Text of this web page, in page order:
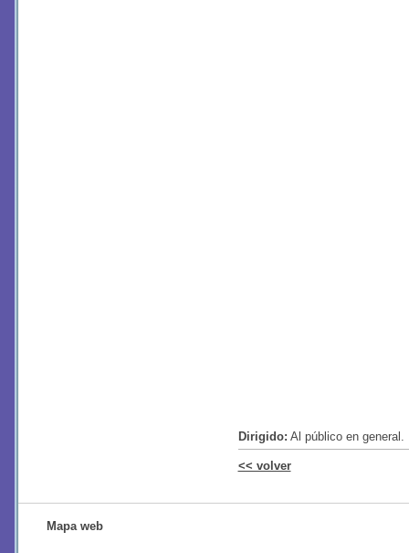
Dirigido: Al público en general.
<< volver
Mapa web